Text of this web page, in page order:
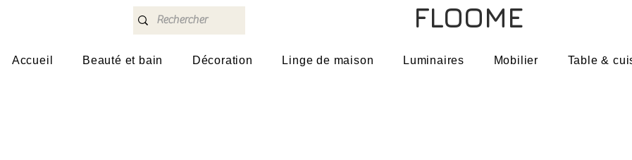
FLOOME
Accueil Beauté et bain Décoration Linge de maison Luminaires Mobilier Table &